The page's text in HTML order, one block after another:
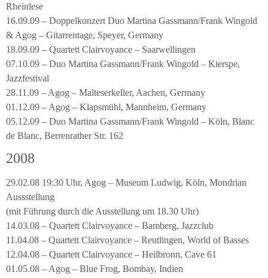
Rheinlese
16.09.09 – Doppelkonzert Duo Martina Gassmann/Frank Wingold
& Agog – Gitarrentage, Speyer, Germany
18.09.09 – Quartett Clairvoyance – Saarwellingen
07.10.09 – Duo Martina Gassmann/Frank Wingold – Kierspe,
Jazzfestival
28.11.09 – Agog – Malteserkeller, Aachen, Germany
01.12.09 – Agog – Klapsmühl, Mannheim, Germany
05.12.09 – Duo Martina Gassmann/Frank Wingold – Köln, Blanc
de Blanc, Berrenrather Str. 162
2008
29.02.08 19:30 Uhr, Agog – Museum Ludwig, Köln, Mondrian
Aussstellung
(mit Führung durch die Ausstellung um 18.30 Uhr)
14.03.08 – Quartett Clairvoyance – Bamberg, Jazzclub
11.04.08 – Quartett Clairvoyance – Reutlingen, World of Basses
12.04.08 – Quartett Clairvoyance – Heilbronn, Cave 61
01.05.08 – Agog – Blue Frog, Bombay, Indien